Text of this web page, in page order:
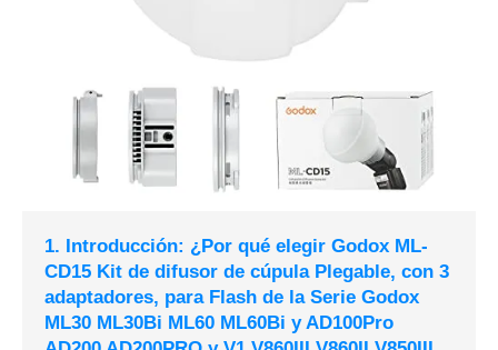
1. Introducción: ¿Por qué elegir Godox ML-
CD15 Kit de difusor de cúpula Plegable, con 3
adaptadores, para Flash de la Serie Godox
ML30 ML30Bi ML60 ML60Bi y AD100Pro